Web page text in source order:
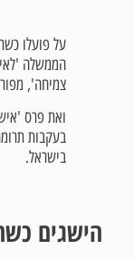
הממשלה
צמיחה', מפורום CFO.
ואת פרס 'איש
בעקבות
בישראל.
הישגים כשר